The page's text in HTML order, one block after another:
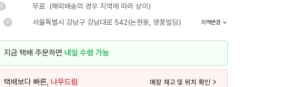
무료 (해외배송의 경우 지역에 따라 상이)
서울특별시 강남구 강남대로 542(논현동, 영풍빌딩) 지역변경
지금 택배 주문하면 내일 수령 가능
택배보다 빠른, 나우드림 매장 재고 및 위치 확인